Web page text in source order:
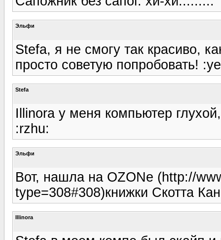
Эльфи
Stefa, я не смогу так красиво,
просто советую попробовать!
Stefa
Illinora у меня компьютер
:rzhu:
Эльфи
Вот, нашла на OZONе (http://
type=308#308)книжки Скотта
Illinora